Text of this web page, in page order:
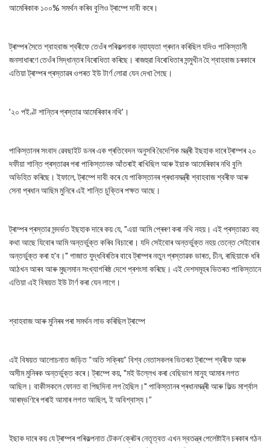
আমেৰিকাক ১০০% সমৰ্থন কৰিব বুলিও ট্ৰাম্পে দাবী কৰে।
ট্ৰাম্পৰ সৈতে শ্বাহবাজ শ্বৰীফে তেওঁৰ পৰিকল্পনাক ন্যায্যতা প্ৰদান কৰিছিল যদিও পাকিস্তানী
জনসাধাৰণে তেওঁৰ সিদ্ধান্তৰ বিৰোধিতা কৰিছে। ৰাজহুৱা বিৰোধিতাৰ সন্মুখীন হৈ শ্বাহবাজ চৰকাৰে
এতিয়া ট্ৰাম্পৰ প্ৰস্তাৱৰ ওপৰত ইউ টাৰ্ণ লোৱা যেন দেখা গৈছে।
'২০ পইণ্ট শান্তিৰ প্ৰস্তাৱ আমেৰিকাৰ নথি'।
পাকিস্তানৰ সংবাদ ৱেবছাইট ডনৰ এক প্ৰতিবেদন অনুসৰি বৈদেশিক মন্ত্ৰী ইছহাক দাৰে ট্ৰাম্পৰ ২০
দফীয়া শান্তি প্ৰস্তাৱৰ পৰা পাকিস্তানক আঁতৰাই ৰাখিছিল আৰু ইয়াক আমেৰিকাৰ নথি বুলি
অভিহিত কৰিছে। ইফালে, ট্ৰাম্পে দাবী কৰে যে পাকিস্তানৰ প্ৰধানমন্ত্ৰী শ্বাহবাজ শ্বৰীফ আৰু
সেনা প্ৰধান আছিম মুনিৰে এই শান্তি চুক্তিৰ পক্ষত আছে।
ট্ৰাম্পৰ প্ৰস্তাৱ সন্দৰ্ভত ইছহাক দাৰে কয় যে, "এয়া আমি প্ৰেৰণ কৰা নথি নহয়। এই প্ৰস্তাৱত বহু
কথা আছে যিবোৰ আমি অন্তৰ্ভুক্ত কৰিব বিচাৰো। যদি সেইবোৰ অন্তৰ্ভুক্ত নহয় তেন্তে সেইবোৰ
অন্তৰ্ভুক্ত কৰা হ'ব।" গাজাত যুদ্ধবিৰতিৰ বাবে ট্ৰাম্পৰ নতুন প্ৰস্তাৱক ভাৰত, চীন, ৰাছিয়াকে ধৰি
আঠখন আৰব আৰু মুছলমান সংখ্যাগৰিষ্ঠ দেশে প্ৰশংসা কৰিছে। এই দেশসমূহৰ ভিতৰত পাকিস্তানে
এতিয়া এই বিষয়ত ইউ টাৰ্ণ কৰা যেন লাগে।
শ্বাহবাজ আৰু মুনিৰৰ পৰা সমৰ্থন লাভ কৰিছিল ট্ৰাম্পে
এই বিষয়ত আলোচনাত জড়িত “অতি সক্ৰিয়” বিশ্ব নেতাসকলৰ ভিতৰত ট্ৰাম্পে শ্বৰীফ আৰু
অসীম মুনিৰক অন্তৰ্ভুক্ত কৰে। ট্ৰাম্পে কয়, "মই উল্লেখ কৰা বেছিভাগ মানুহ আমাৰ লগত
আছিল। বাকীসকলে ফোনত বা পিছদিনা লগ হৈছিল।" পাকিস্তানৰ প্ৰধানমন্ত্ৰী আৰু ফিল্ড মাৰ্শ্বাল
আৰম্ভণিৰে পৰাই আমাৰ লগত আছিল, ই অবিশ্বাস্য।”
ইছাক দাৰে কয় যে ট্ৰাম্পৰ পৰিকল্পনাত টেকন’ক্ৰেটৰ নেতৃত্বত এখন স্বতন্ত্ৰ পেলেষ্টাইন চৰকাৰ গঠন